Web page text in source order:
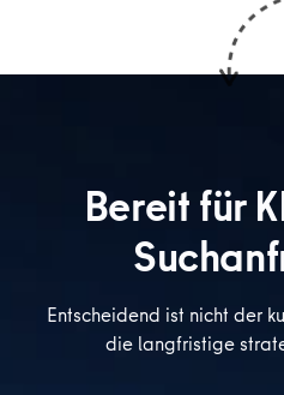
Bereit für
Entscheidend ist nicht der
die langfristige